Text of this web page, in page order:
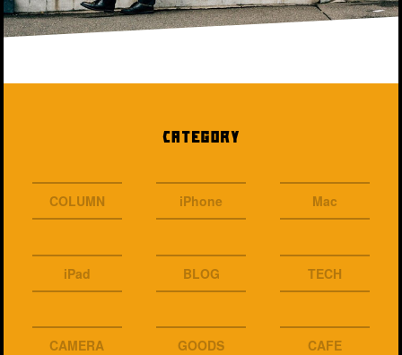
CATEGORY
COLUMN iPhone Mac
iPad BLOG TECH
CAMERA GOODS CAFE